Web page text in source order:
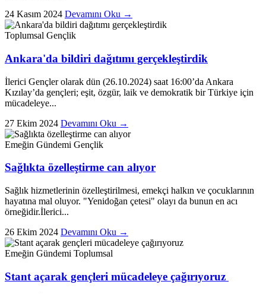
24 Kasım 2024 Devamını Oku →
Toplumsal Gençlik
Ankara'da bildiri dağıtımı gerçekleştirdik
İlerici Gençler olarak dün (26.10.2024) saat 16:00’da Ankara
Kızılay’da gençleri; eşit, özgür, laik ve demokratik bir Türkiye için
mücadeleye...
27 Ekim 2024 Devamını Oku →
Emeğin Gündemi Gençlik
Sağlıkta özelleştirme can alıyor
Sağlık hizmetlerinin özelleştirilmesi, emekçi halkın ve çocuklarının
hayatına mal oluyor. "Yenidoğan çetesi" olayı da bunun en acı
örneğidir.İlerici...
26 Ekim 2024 Devamını Oku →
Emeğin Gündemi Toplumsal
Stant açarak gençleri mücadeleye çağırıyoruz